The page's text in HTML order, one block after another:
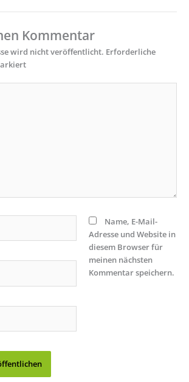
Kommentar
wird nicht veröffentlicht. Erforderliche
Name, E-Mail-
Adresse und Website in
diesem Browser für
meinen nächsten
Kommentar speichern.